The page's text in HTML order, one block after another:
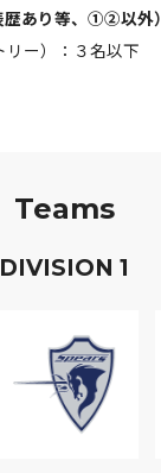
あり等、①②以外）
ー）：３名以下
Teams
DIVISION 1